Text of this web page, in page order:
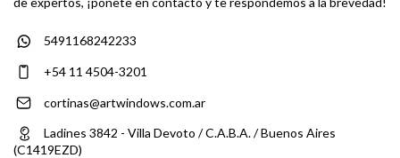
5491168242233
+54 11 4504-3201
cortinas@artwindows.com.ar
Ladines 3842 - Villa Devoto / C.A.B.A. / Buenos Aires
(C1419EZD)